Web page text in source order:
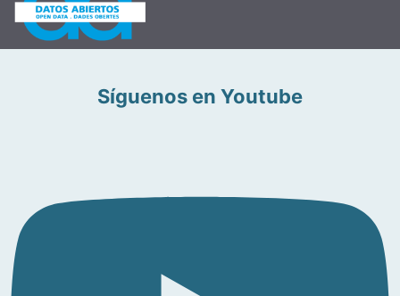
Síguenos en Youtube